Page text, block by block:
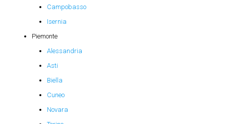
Campobasso
Isernia
Piemonte
Alessandria
Asti
Biella
Cuneo
Novara